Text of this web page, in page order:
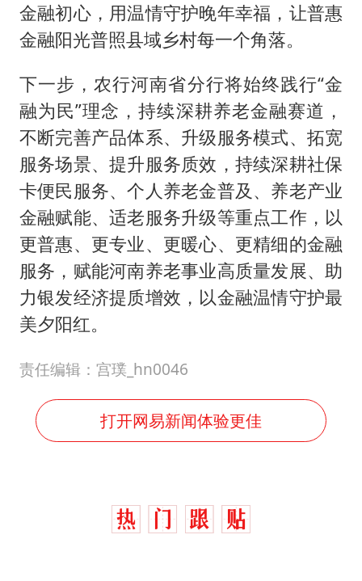
金融初心，用温情守护晚年幸福，让普惠
金融阳光普照县域乡村每一个角落。
下一步，农行河南省分行将始终践行“金
融为民”理念，持续深耕养老金融赛道，
不断完善产品体系、升级服务模式、拓宽
服务场景、提升服务质效，持续深耕社保
卡便民服务、个人养老金普及、养老产业
金融赋能、适老服务升级等重点工作，以
更普惠、更专业、更暖心、更精细的金融
服务，赋能河南养老事业高质量发展、助
力银发经济提质增效，以金融温情守护最
美夕阳红。
责任编辑：宫璞_hn0046
打开网易新闻体验更佳